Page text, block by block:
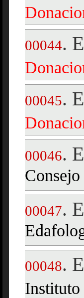
00044.
00045.
00046.
00047.
00048.
Instituto